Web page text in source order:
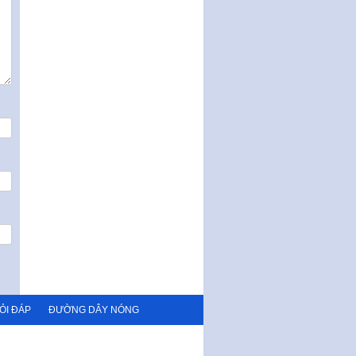
ĐÁP ĐƯỜNG DÂY NÓNG